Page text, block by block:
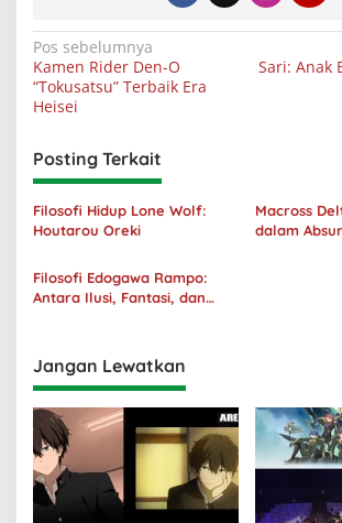
Navigasi
pos
Pos sebelumnya
Kamen Rider Den-O
“Tokusatsu” Terbaik Era
Heisei
Sari: Anak
Posting Terkait
Filosofi Hidup Lone Wolf:
Houtarou Oreki
Macross
dalam
Filosofi Edogawa Rampo:
Antara Ilusi, Fantasi, dan
Jangan Lewatkan